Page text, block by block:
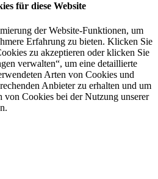
für diese Website
der Website-Funktionen, um
Erfahrung zu bieten. Klicken Sie
zu akzeptieren oder klicken Sie
verwalten“, um eine detaillierte
Arten von Cookies und
Anbieter zu erhalten und um
von Cookies bei der Nutzung unserer